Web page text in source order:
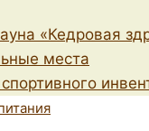
«Кедровая
места